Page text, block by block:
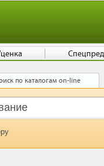
по каталогам on-line